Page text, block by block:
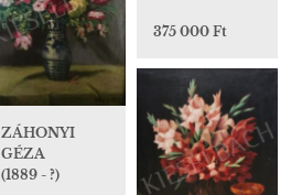
375 000 Ft
ZÁHONYI
GÉZA
(1889 - ?)